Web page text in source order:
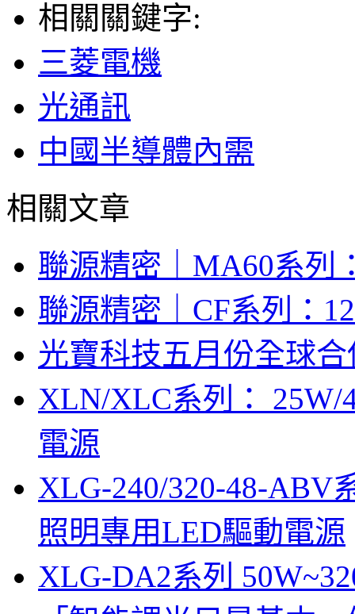
相關關鍵字:
三菱電機
光通訊
中國半導體內需
相關文章
聯源精密｜MA60系列
聯源精密｜CF系列：
光寶科技五月份全球
XLN/XLC系列： 25W/
電源
XLG-240/320-48-ABV
照明專用LED驅動電源
XLG-DA2系列